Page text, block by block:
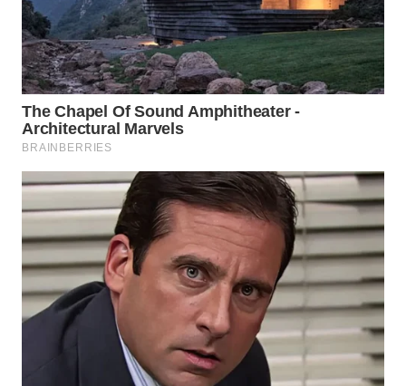
KARO
WN
SIMALUNGUN
WN
LABUHANBATU
WN
TAPANULI
WN DELI
SERDANG